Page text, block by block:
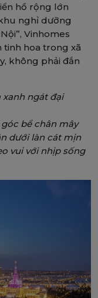
hồ rộng lớn
nghỉ dưỡng
Vinhomes
tinh hoa trong xã
không phải đắn
ngát đại
bể chân mây
dưới làn cát mịn
vui với nhịp sống